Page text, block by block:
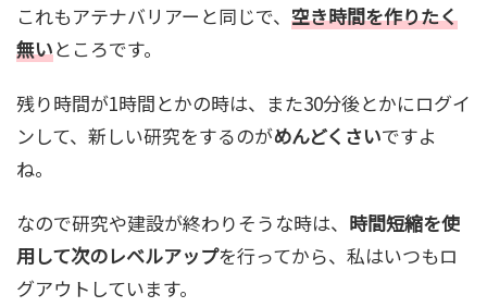
これもアテナバリアーと同じで、 空き時間を作りたく
無いところです。
残り時間が1時間とかの時は、また30分後とかにログイ
ンして、新しい研究をするのがめんどくさいですよ
ね。
なので研究や建設が終わりそうな時は、 時間短縮を使
用して次のレベルアップを行ってから、私はいつもロ
グアウトしています。